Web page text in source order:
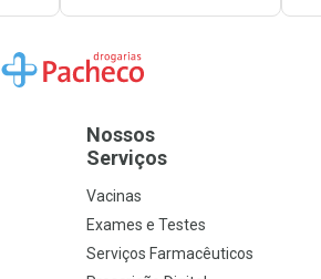
Ir para a Home
Nossos
Serviços
Vacinas
Exames e Testes
Serviços Farmacêuticos